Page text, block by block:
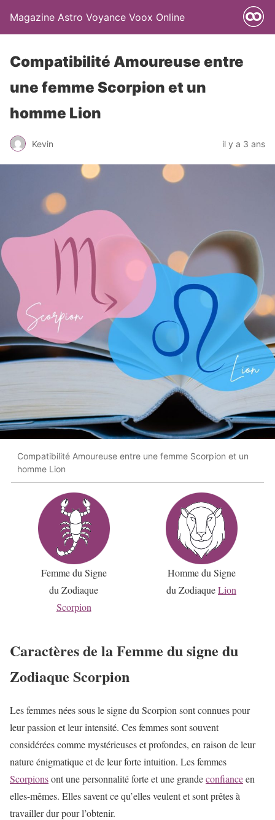
Magazine Astro Voyance Voox Online
Compatibilité Amoureuse entre
une femme Scorpion et un
homme Lion
Kevin il y a 3 ans
Compatibilité Amoureuse entre une femme Scorpion et un
homme Lion
Femme du Signe
du Zodiaque
Scorpion
Homme du Signe
du ZodiaqueLion
Caractères de la Femme du signe du
Zodiaque Scorpion
Les femmes nées sous le signe du Scorpion sont connues pour
leur passion et leur intensité. Ces femmes sont souvent
considérées comme mystérieuses et profondes, en raison de leur
nature énigmatique et de leur forte intuition. Les femmes
Scorpionsont une personnalité forte et une grandeconfianceen
elles-mêmes. Elles savent ce qu’elles veulent et sont prêtes à
travailler dur pour l’obtenir.